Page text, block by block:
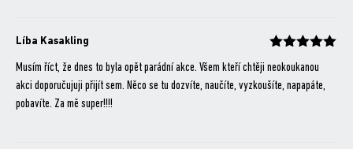
Líba Kasakling
Musím říct, že dnes to byla opět parádní akce. Všem kteří chtěji neokoukanou
akci doporučujuji přijít sem. Něco se tu dozvíte, naučíte, vyzkoušíte, napapáte,
pobavíte. Za mě super!!!!